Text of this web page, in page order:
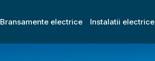
Bransamente electrice Instalatii electrice